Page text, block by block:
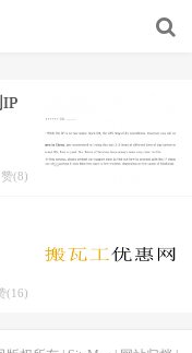
赞(8)
(16)